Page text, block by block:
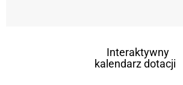
Interaktywny
kalendarz dotacji